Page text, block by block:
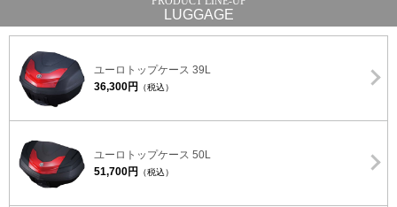
LUGGAGE
ユーロトップケース 39L
36,300円 （税込）
ユーロトップケース 50L
51,700円 （税込）